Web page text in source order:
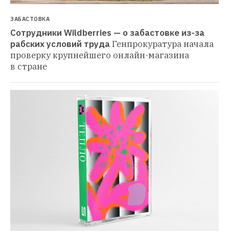
ЗАБАСТОВКА
Сотрудники Wildberries — о забастовке из-за
рабских условий трудаГенпрокуратура начала
проверку крупнейшего онлайн-магазина
в стране